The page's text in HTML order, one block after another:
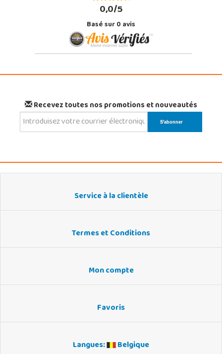
0,0/5
Basé sur0avis
Recevez toutes nos promotions et nouveautés
Service à la clientèle
Termes et Conditions
Mon compte
Favoris
Langues: Belgique